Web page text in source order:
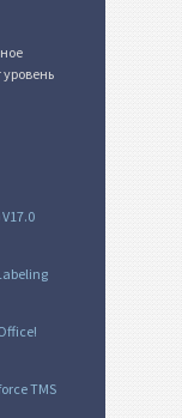
уровень
TMS